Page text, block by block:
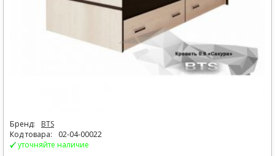
Бренд:
BTS
Код товара:
02-04-00022
уточняйте наличие